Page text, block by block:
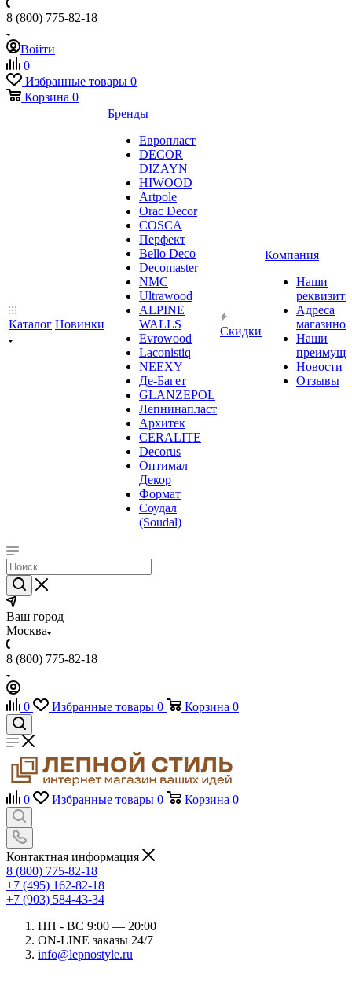
8 (800) 775-82-18
Войти
0
Избранные товары 0
Корзина 0
Каталог Новинки
Бренды
Европласт
DECOR
DIZAYN
HIWOOD
Artpole
Orac Decor
COSCA
Перфект
Bello Deco
Decomaster
NMС
Ultrawood
ALPINE
WALLS
Evrowood
Laconistiq
NEEXY
Де-Багет
GLANZEPOL
Лепнинапласт
Архитек
CERALITE
Decorus
Оптимал
Декор
Формат
Соудал
(Soudal)
Скидки
Компания
Наши
Адреса
магазинов
Наши
Новости
Отзывы
Ваш город
Москва
8 (800) 775-82-18
0 Избранные товары 0 Корзина 0
0 Избранные товары 0 Корзина 0
Контактная информация
8 (800) 775-82-18
+7 (495) 162-82-18
+7 (903) 584-43-34
ПН - ВС 9:00 — 20:00
ON-LINE заказы 24/7
info@lepnostyle.ru